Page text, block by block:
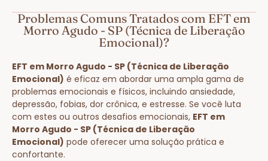
Problemas Comuns Tratados com EFT em
Morro Agudo - SP (Técnica de Liberação
Emocional)?
EFT em Morro Agudo - SP (Técnica de Liberação
Emocional) é eficaz em abordar uma ampla gama de
problemas emocionais e físicos, incluindo ansiedade,
depressão, fobias, dor crônica, e estresse. Se você luta
com estes ou outros desafios emocionais, EFT em
Morro Agudo - SP (Técnica de Liberação
Emocional) pode oferecer uma solução prática e
confortante.